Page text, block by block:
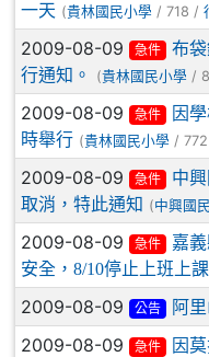
一天 (貴林國民小學 / 718 /
2009-08-09 急件
布
行通知。
(貴林國民小學 /
2009-08-09 急件
因
時舉行 (貴林國民小學 /
2009-08-09 急件
中
取消，特此通知 (中興國
2009-08-09 急件
嘉
安全，8/10停止上班上
2009-08-09 公告 阿
2009-08-09 急件
因